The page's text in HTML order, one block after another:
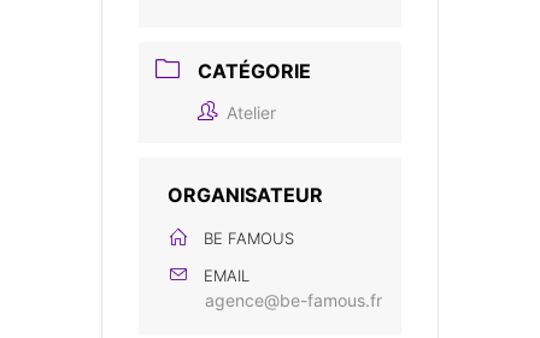
CATÉGORIE
Atelier
ORGANISATEUR
BE FAMOUS
EMAIL
agence@be-famous.fr